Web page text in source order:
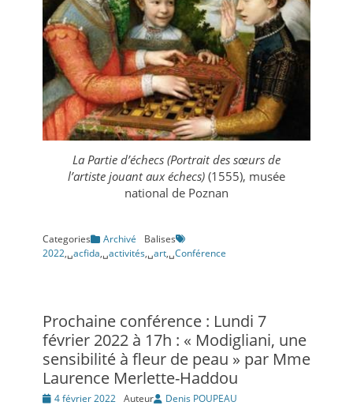
La Partie d’échecs (Portrait des sœurs de
l’artiste jouant aux échecs) (1555), musée
national de Poznan
Categories Archivé
Balises
2022,␣acfida,␣activités,␣art,␣Conférence
Prochaine conférence : Lundi 7
février 2022 à 17h : « Modigliani, une
sensibilité à fleur de peau » par Mme
Laurence Merlette-Haddou
Posté4 février 2022 Auteur Denis POUPEAU